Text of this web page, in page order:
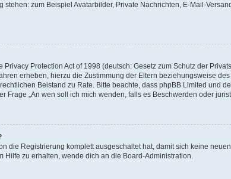
stehen: zum Beispiel Avatarbilder, Private Nachrichten, E-Mail-
Privacy Protection Act of 1998 (deutsch: Gesetz zum Schutz der
erheben, hierzu die Zustimmung der Eltern beziehungsweise
Beistand zu Rate. Bitte beachte, dass phpBB Limited
Frage „An wen soll ich mich wenden, falls es Beschwerden oder
die Registrierung komplett ausgeschaltet hat, damit sich keine
Hilfe zu erhalten, wende dich an die Board-Administration.